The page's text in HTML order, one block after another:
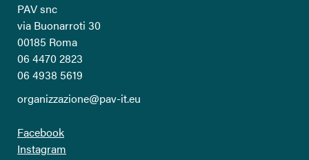
PAV snc
via Buonarroti 30
00185 Roma
06 4470 2823
06 4938 5619
organizzazione@pav-it.eu
Facebook
Instagram